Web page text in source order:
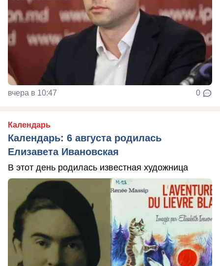
вчера в 10:47 0
Календарь
Календарь: 6 августа родилась
Елизавета Ивановская
В этот день родилась известная художница